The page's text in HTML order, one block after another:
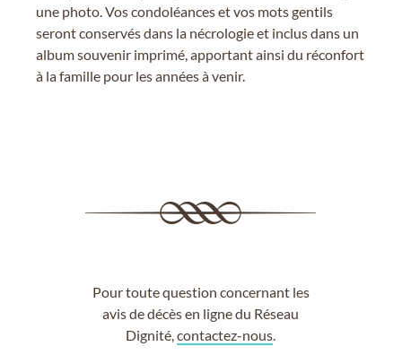
une photo. Vos condoléances et vos mots gentils
seront conservés dans la nécrologie et inclus dans un
album souvenir imprimé, apportant ainsi du réconfort
à la famille pour les années à venir.
Pour toute question concernant les
avis de décès en ligne du Réseau
Dignité,contactez-nous